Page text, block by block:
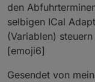
den
selbigen ICal
(Variablen)
[emoji6]
Gesendet von